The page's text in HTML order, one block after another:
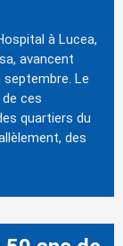
à Lucea,
avancent
Le
ces
quartiers du
des